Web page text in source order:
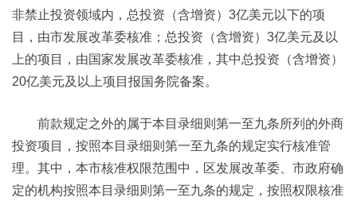
非禁止投资领域内，总投资（含增资）3亿美元以下的项
目，由市发展改革委核准；总投资（含增资）3亿美元及以
上的项目，由国家发展改革委核准，其中总投资（含增资）
20亿美元及以上项目报国务院备案。
前款规定之外的属于本目录细则第一至九条所列的外商
投资项目，按照本目录细则第一至九条的规定实行核准管
理。其中，本市核准权限范围中，区发展改革委、市政府确
定的机构按照本目录细则第一至九条的规定，按照权限核准